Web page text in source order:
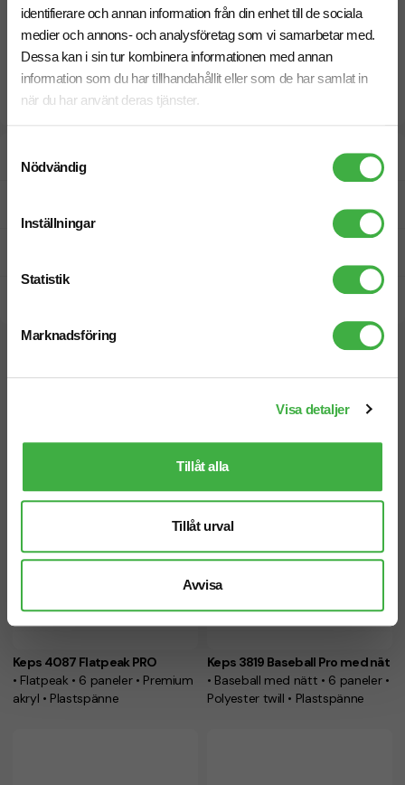
identifierare och annan information från din enhet till de sociala
medier och annons- och analysföretag som vi samarbetar med.
Dessa kan i sin tur kombinera informationen med annan
information som du har tillhandahållit eller som de har samlat in
när du har använt deras tjänster.
Nödvändig
Inställningar
Statistik
Marknadsföring
Visa detaljer
Tillåt alla
Tillåt urval
Avvisa
Relaterade produkter
Keps 4087 Flatpeak PRO
• Flatpeak • 6 paneler • Premium
akryl • Plastspänne
Keps 3819 Baseball Pro med nät
• Baseball med nätt • 6 paneler •
Polyester twill • Plastspänne